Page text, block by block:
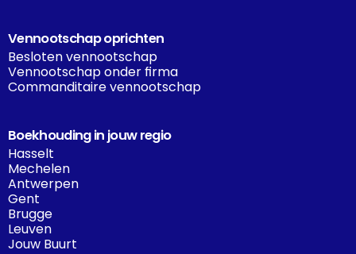
Vennootschap oprichten
Besloten vennootschap
Vennootschap onder firma
Commanditaire vennootschap
Boekhouding in jouw regio
Hasselt
Mechelen
Antwerpen
Gent
Brugge
Leuven
Jouw Buurt